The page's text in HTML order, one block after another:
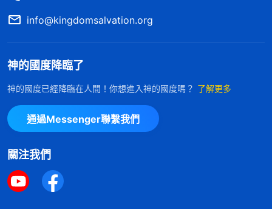
info@kingdomsalvation.org
神的國度降臨了
神的國度已經降臨在人間！你想進入神的國度嗎？ 了解更多
通過Messenger聯繫我們
關注我們